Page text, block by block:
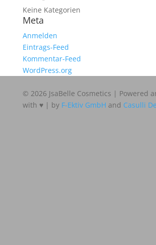
Keine Kategorien
Meta
Anmelden
Eintrags-Feed
Kommentar-Feed
WordPress.org
© 2026 JsaBelle Cosmetics | Powered
with ♥ | by F-Ektiv GmbH and Casulli